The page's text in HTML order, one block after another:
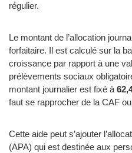
régulier.
Le montant de l’allocation
forfaitaire. Il est calculé sur la
croissance par rapport à une
prélèvements sociaux
montant journalier est fixé à
faut se rapprocher de la CAF
Cette aide peut s’ajouter
(APA) qui est destinée aux